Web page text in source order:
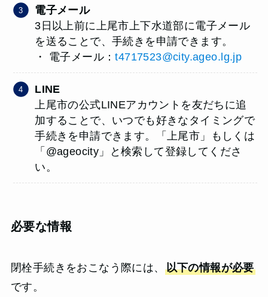
電子メール
3日以上前に上尾市上下水道部に電子メール
を送ることで、手続きを申請できます。
・ 電子メール：t4717523@city.ageo.lg.jp
LINE
上尾市の公式LINEアカウントを友だちに追
加することで、いつでも好きなタイミングで
手続きを申請できます。「上尾市」もしくは
「@ageocity」と検索して登録してくださ
い。
必要な情報
閉栓手続きをおこなう際には、 以下の情報が必要
です。